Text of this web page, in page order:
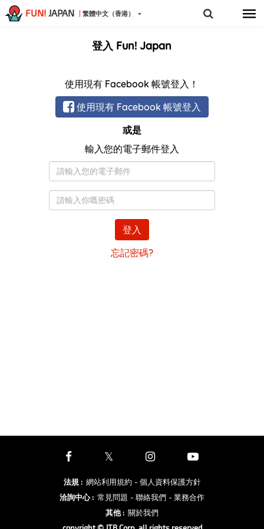
FUN! JAPAN 繁體中文（香港）
登入 Fun! Japan
使用現有 Facebook 帳號登入！
使用現有 Facebook 帳號登入
或是
輸入您的電子郵件登入
子
郵
碼
登入
忘記密碼?
法規: 網站利用規約 - 個人資料保護方針
洽詢中心: 常見問題 - 聯絡我們 - 業務合作
其他: 關於我們